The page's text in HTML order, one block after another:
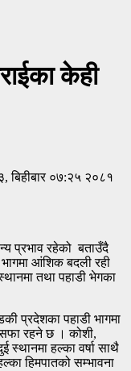
केही
बिहीबार ०७:२५ २०८१
प्रभाव रहेको बताउँदै
भागमा आंशिक बदली रही
तथा पहाडी भेगका
प्रदेशका पहाडी भागमा
सफा रहने छ । कोशी,
स्थानमा हल्का वर्षा साथै
हिमपातको सम्भावना